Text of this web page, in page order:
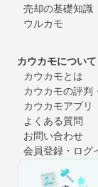
売却の基礎知識
ウルカモ
カウカモについて
カウカモとは
カウカモの評判
カウカモアプリ
よくある質問
お問い合わせ
会員登録・ログ